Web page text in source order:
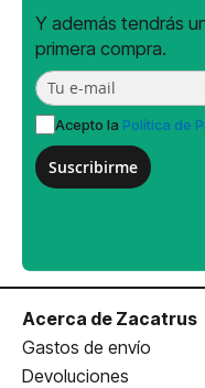
Y además tendrás
primera compra.
Acepto la Política de
Suscribirme
Acerca de Zacatrus
Gastos de envío
Devoluciones